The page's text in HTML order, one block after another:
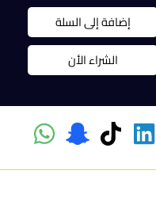
الأصلي
هو:
125,00 EGP.
EGP.
إضافة إلى السلة
الشراء الأن